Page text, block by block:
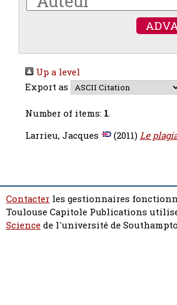
Up a level
Export as
Number of items: 1.
Larrieu, Jacques
(2011)Le
Contacter les gestionnaires
Toulouse Capitole Publications
Sciencede l'université de